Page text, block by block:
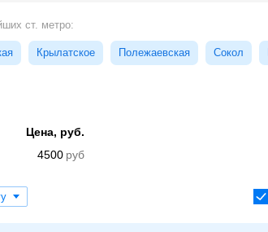
ст. метро:
Крылатское Полежаевская Сокол
Цена, руб.
4500